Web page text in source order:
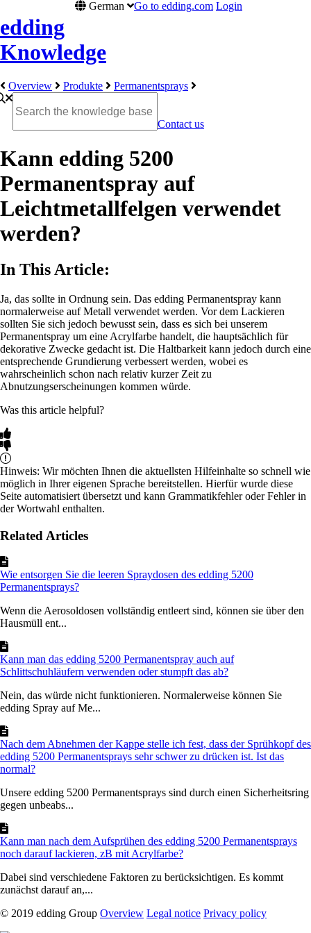
edding
Knowledge
German Go to edding.com Login
Overview Produkte Permanentsprays
Contact us
Kann edding 5200
Permanentspray auf
Leichtmetallfelgen verwendet
werden?
In This Article:
Ja, das sollte in Ordnung sein. Das edding Permanentspray kann
normalerweise auf Metall verwendet werden. Vor dem Lackieren
sollten Sie sich jedoch bewusst sein, dass es sich bei unserem
Permanentspray um eine Acrylfarbe handelt, die hauptsächlich für
dekorative Zwecke gedacht ist. Die Haltbarkeit kann jedoch durch eine
entsprechende Grundierung verbessert werden, wobei es
wahrscheinlich schon nach relativ kurzer Zeit zu
Abnutzungserscheinungen kommen würde.
Was this article helpful?
Hinweis: Wir möchten Ihnen die aktuellsten Hilfeinhalte so schnell wie
möglich in Ihrer eigenen Sprache bereitstellen. Hierfür wurde diese
Seite automatisiert übersetzt und kann Grammatikfehler oder Fehler in
der Wortwahl enthalten.
Related Articles
Wie entsorgen Sie die leeren Spraydosen des edding 5200
Permanentsprays?
Wenn die Aerosoldosen vollständig entleert sind, können sie über den
Hausmüll ent...
Kann man das edding 5200 Permanentspray auch auf
Schlittschuhläufern verwenden oder stumpft das ab?
Nein, das würde nicht funktionieren. Normalerweise können Sie
edding Spray auf Me...
Nach dem Abnehmen der Kappe stelle ich fest, dass der Sprühkopf des
edding 5200 Permanentsprays sehr schwer zu drücken ist. Ist das
normal?
Unsere edding 5200 Permanentsprays sind durch einen Sicherheitsring
gegen unbeabs...
Kann man nach dem Aufsprühen des edding 5200 Permanentsprays
noch darauf lackieren, zB mit Acrylfarbe?
Dabei sind verschiedene Faktoren zu berücksichtigen. Es kommt
zunächst darauf an,...
© 2019 edding Group Overview Legal notice Privacy policy